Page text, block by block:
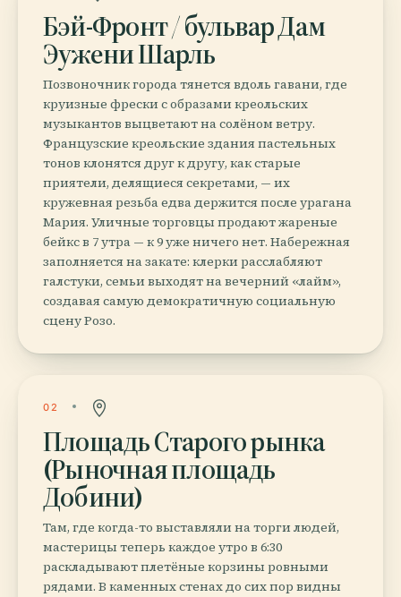
Бэй-Фронт / бульвар Дам
Эужени Шарль
Позвоночник города тянется вдоль гавани, где
круизные фрески с образами креольских
музыкантов выцветают на солёном ветру.
Французские креольские здания пастельных
тонов клонятся друг к другу, как старые
приятели, делящиеся секретами, — их
кружевная резьба едва держится после урагана
Мария. Уличные торговцы продают жареные
бейкс в 7 утра — к 9 уже ничего нет. Набережная
заполняется на закате: клерки расслабляют
галстуки, семьи выходят на вечерний «лайм»,
создавая самую демократичную социальную
сцену Розо.
02
Площадь Старого рынка
(Рыночная площадь
Добини)
Там, где когда-то выставляли на торги людей,
мастерицы теперь каждое утро в 6:30
раскладывают плетёные корзины ровными
рядами. В каменных стенах до сих пор видны